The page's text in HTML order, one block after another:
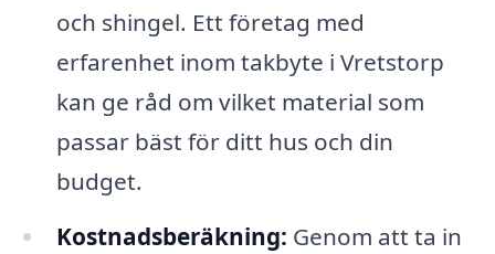
och shingel. Ett företag med
erfarenhet inom takbyte i Vretstorp
kan ge råd om vilket material som
passar bäst för ditt hus och din
budget.
Kostnadsberäkning: Genom att ta in